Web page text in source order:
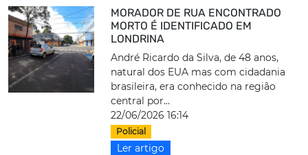
MORADOR DE RUA ENCONTRADO
MORTO É IDENTIFICADO EM
LONDRINA
André Ricardo da Silva, de 48 anos,
natural dos EUA mas com cidadania
brasileira, era conhecido na região
central por...
22/06/2026 16:14
Policial
Ler artigo